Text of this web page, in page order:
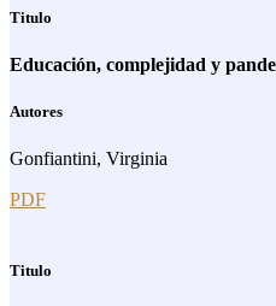
Titulo
Educación, complejidad y
Autores
Gonfiantini, Virginia
PDF
Titulo